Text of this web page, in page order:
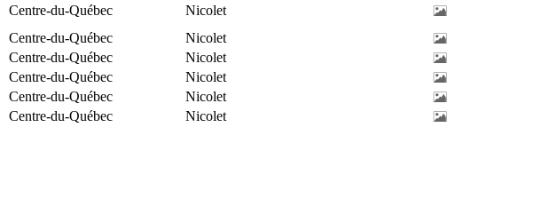
Centre-du-Québec
Nicolet
Centre-du-Québec
Nicolet
Centre-du-Québec
Nicolet
Centre-du-Québec
Nicolet
Centre-du-Québec
Nicolet
Centre-du-Québec Nicolet